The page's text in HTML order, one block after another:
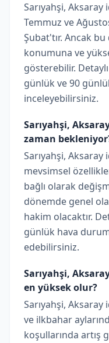
Sarıyahşi, Aksaray
Temmuz ve
Şubat'tır. Ancak
konumuna ve
gösterebilir.
günlük ve 90
inceleyebilirsiniz.
Sarıyahşi,
zaman
Sarıyahşi, Aksaray
mevsimsel
bağlı olarak
dönemde genel
hakim olacaktır.
günlük hava
edebilirsiniz.
Sarıyahşi,
en yüksek olur?
Sarıyahşi, Aksaray
ve ilkbahar
koşullarında artış